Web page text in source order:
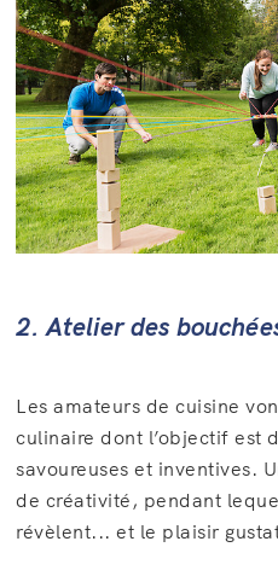
2. Atelier des
Les amateurs de cuisine
culinaire dont l’objectif est
savoureuses et inventives.
de créativité, pendant
révèlent... et le plaisir